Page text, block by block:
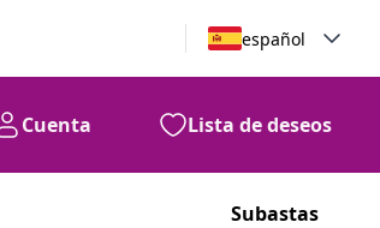
español
Cuenta Lista de deseos
Subastas